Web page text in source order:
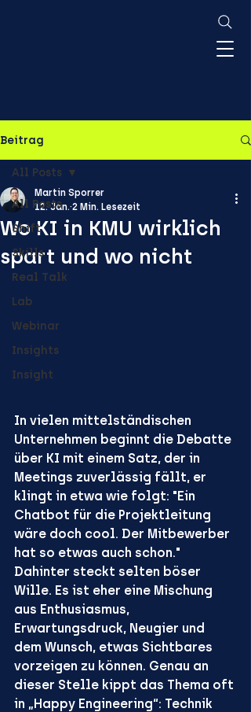
Beitrag
All Posts
Shift
Skills
Real Talk
Lab
Webinar
Insights
Insight
All Posts
Wo KI in KMU wirklich
spart und wo nicht
Martin Sporrer
12. Jan. 2 Min. Lesezeit
In vielen mittelständischen
Unternehmen beginnt die Debatte
über KI mit einem Satz, der in
Meetings zuverlässig fällt, er
klingt in etwa wie folgt: "Ein
Chatbot für die Projektleitung
wäre doch cool. Der Mitbewerber
hat so etwas auch schon."
Dahinter steckt selten böser
Wille. Es ist eher eine Mischung
aus Enthusiasmus,
Erwartungsdruck, Neugier und
dem Wunsch, etwas Sichtbares
vorzeigen zu können. Genau an
dieser Stelle kippt das Thema oft
in „Happy Engineering“: Technik